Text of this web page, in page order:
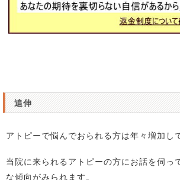
追伸
アトピーで悩んでおられる方は年々増加し
当院に来られるアトピーの方にお話を伺っ
な傾向がみられます。